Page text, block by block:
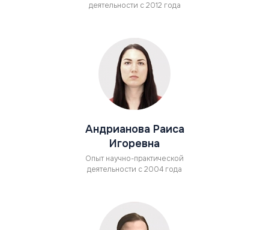
деятельности с 2012 года
Андрианова Раиса
Игоревна
Опыт научно-практической
деятельности с 2004 года